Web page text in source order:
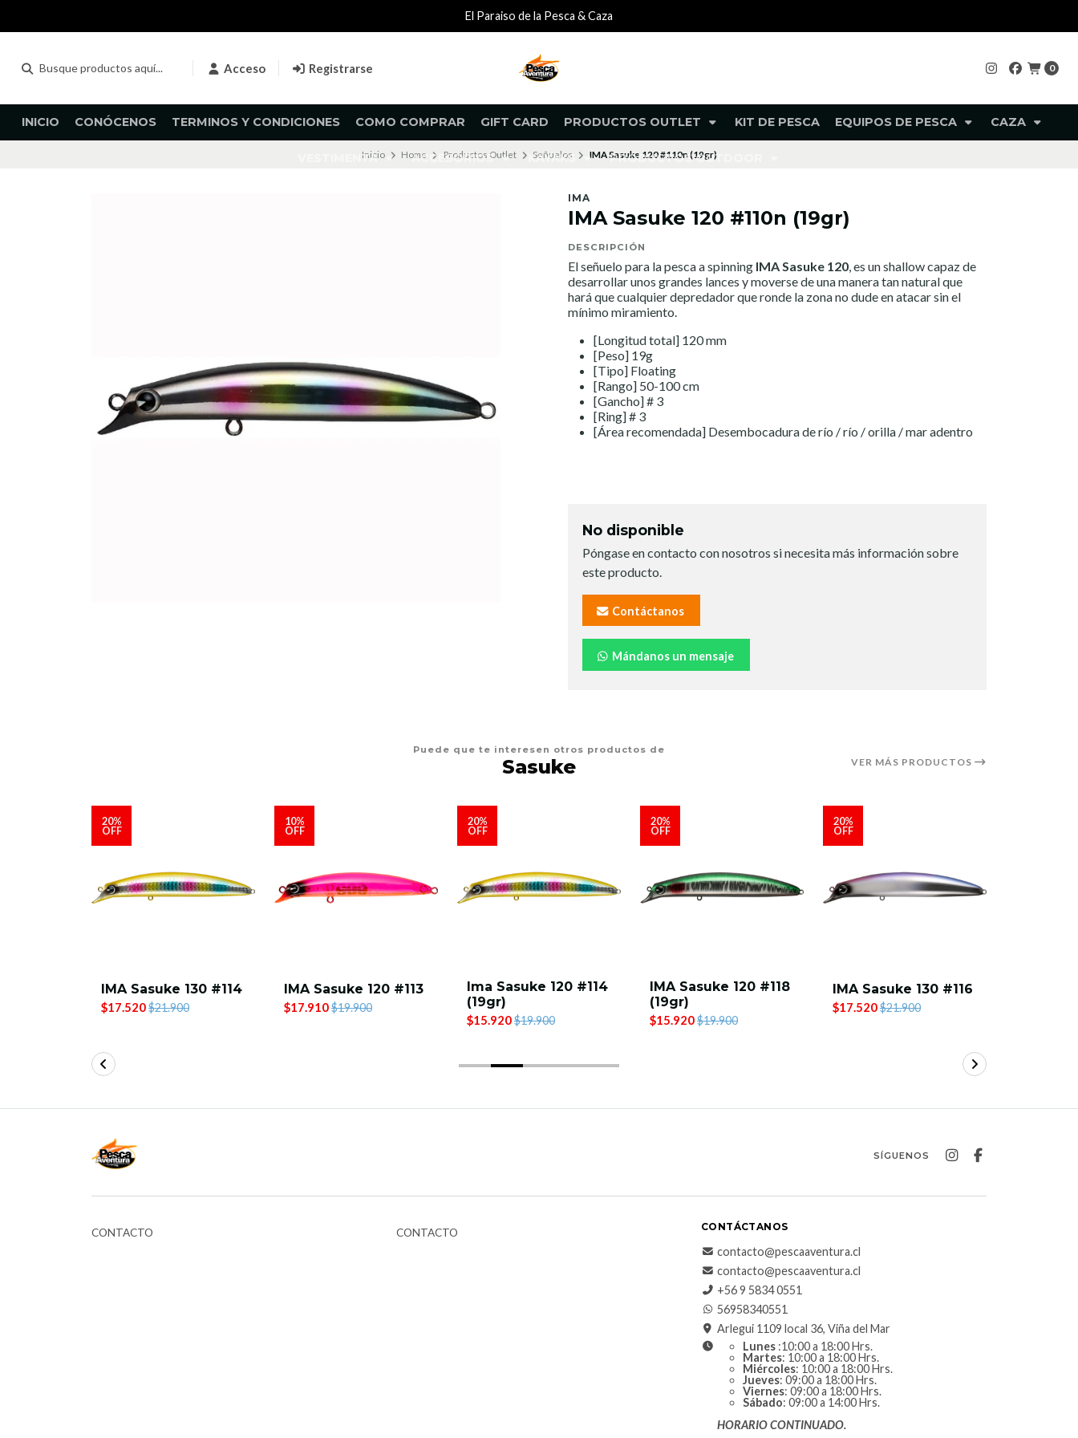
Acceso Registrarse 0
INICIO CONÓCENOS TERMINOS Y CONDICIONES COMO COMPRAR GIFT CARD PRODUCTOS OUTLET KIT DE PESCA EQUIPOS DE PESCA CAZA
VESTIMENTA ACCESORIOS KAYAKS PRODUCTOS OUTDOOR
El Paraiso de la Pesca & Caza
Inicio Home Productos Outlet Señuelos IMA Sasuke 120 #110n (19gr)
IMA
IMA Sasuke 120 #110n (19gr)
DESCRIPCIÓN
El señuelo para la pesca a spinning IMA Sasuke 120, es un shallow capaz de
desarrollar unos grandes lances y moverse de una manera tan natural que
hará que cualquier depredador que ronde la zona no dude en atacar sin el
mínimo miramiento.
[Longitud total] 120 mm
[Peso] 19g
[Tipo] Floating
[Rango] 50-100 cm
[Gancho] # 3
[Ring] # 3
[Área recomendada] Desembocadura de río / río / orilla / mar adentro
No disponible
Póngase en contacto con nosotros si necesita más información sobre
este producto.
Contáctanos
Mándanos un mensaje
Puede que te interesen otros productos de
Sasuke VER MÁS PRODUCTOS
20%
OFF
IMA Sasuke 130 #114
$17.520$21.900
10%
OFF
IMA Sasuke 120 #113
$17.910$19.900
20%
OFF
Ima Sasuke 120 #114
(19gr)
$15.920$19.900
20%
OFF
IMA Sasuke 120 #118
(19gr)
$15.920$19.900
20%
OFF
IMA Sasuke 130 #116
$17.520$21.900
SÍGUENOS
CONTACTO CONTACTO CONTÁCTANOS
contacto@pescaaventura.cl
contacto@pescaaventura.cl
+56 9 5834 0551
56958340551
Arlegui 1109 local 36, Viña del Mar
Lunes :10:00 a 18:00 Hrs.
Martes: 10:00 a 18:00 Hrs.
Miércoles: 10:00 a 18:00 Hrs.
Jueves: 09:00 a 18:00 Hrs.
Viernes: 09:00 a 18:00 Hrs.
Sábado: 09:00 a 14:00 Hrs.
HORARIO CONTINUADO.